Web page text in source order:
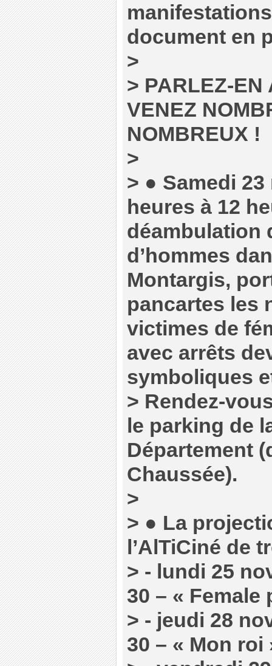
document en
>
> PARLEZ-EN
VENEZ
NOMBREUX !
>
> ● Samedi
heures à 12
déambulation
d’hommes
Montargis,
pancartes les
victimes de
avec arrêts
symboliques
> Rendez-
le parking de
Département
Chaussée).
>
> ● La
l’AlTiCiné de
> - lundi 25
30 – « Female
> - jeudi 28
30 – « Mon roi